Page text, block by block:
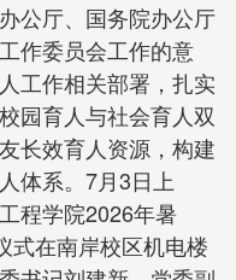
公厅、国务院办公厅
作委员会工作的意
工作相关部署，扎实
园育人与社会育人双
长效育人资源，构建
体系。7月3日上
程学院2026年暑
式在南岸校区机电楼